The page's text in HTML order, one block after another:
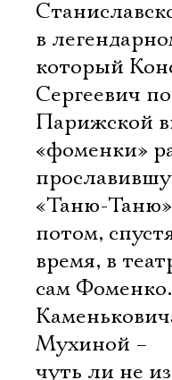
в
который
Сергеевич
Парижской
«фоменки»
«Таню-
потом,
время, в
сам
Мухиной –
чуть ли не